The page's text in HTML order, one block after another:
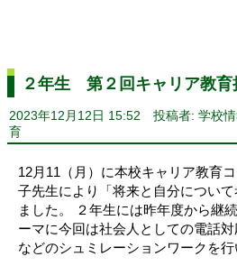
２年生 第２回キャリア教育
2023年12月12日 15:52 投稿者: 学校
育
12月11（月）に本校キャリア教育
子先生により「将来と自分につい
ました。 ２年生には昨年度から継
ーマに今回は社会人としての電話
などのシュミレーションワークを行